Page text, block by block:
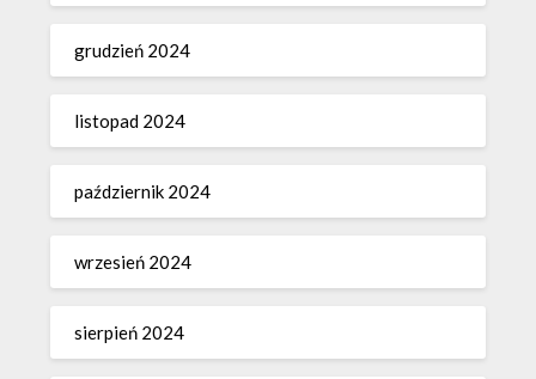
grudzień 2024
listopad 2024
październik 2024
wrzesień 2024
sierpień 2024